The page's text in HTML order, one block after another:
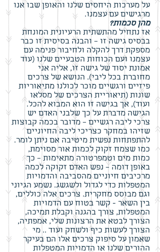
על מערכות היחסים שלנו והאופן שבו אנו
מרגישים עם עצמנו.
מהן סכמות?
אז נתחיל מהתשתית הרעיונית המונחת
בבסיס גישה זו – והבנה בסיסית זו כבר
מספקת דרך להקלה ולחיבור פנימה עם
עצמנו ועם הכוחות הטבעיים שלנו (עוד
אמונת יסוד של גישה זו, אליה אני
מחוברת בכל ליבי). הנושא של צרכים
פיזיים ורגשיים מוכר לכולנו מתיאוריות
שונות (תיאוריית הצרכים של מסלאו
ועוד), אך בגישה זו הוא המבוא להכל.
הגישה מדברת על כך שלבני האדם יש
צרכי ליבה רגשיים – מדובר בכמה קבוצות
שזיהו במחקר כצריכי ליבה החיוניים
להתפתחות נפשית מיטיבה אם ניתן לומר.
כמו שצמח זקוק לכמות אור מסוימת,
כמות מים וטמפרטורה מתאימות – כך
באופן דומה – נפש האדם זקוקה לכמה
מרכיבים חיוניים מהסביבה והדמויות
המטפלות כדי לגדול ולשגשג. נשמע הגיוני
וגם מבוסס מחקרית. צרכים אלה כוללים,
בין השאר - קשר בטוח עם הדמויות
המטפלות, צורך בהגנה וקבלת תמיכה,
הצורך לבטא את הרצונות שלי, אמפתיה,
הצורך לעשות כיף ולשחק ועוד .. מי
שאמון על סיפוק צרכים אלו הם בעיקר
ההורים שלנו או הדמויות המטפלות